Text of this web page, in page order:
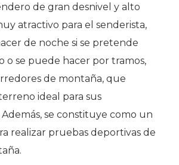
de gran desnivel y alto
atractivo para el senderista,
de noche si se pretende
o se puede hacer por tramos,
de montaña, que
ideal para sus
se constituye como un
realizar pruebas deportivas de